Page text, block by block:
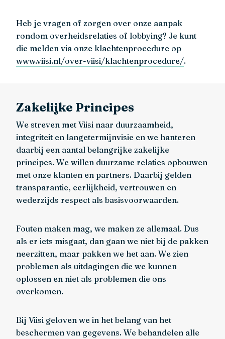
Heb je vragen of zorgen over onze aanpak
rondom overheidsrelaties of lobbying? Je kunt
die melden via onze klachtenprocedure op
www.viisi.nl/over-viisi/klachtenprocedure/.
Zakelijke Principes
We streven met Viisi naar duurzaamheid,
integriteit en langetermijnvisie en we hanteren
daarbij een aantal belangrijke zakelijke
principes. We willen duurzame relaties opbouwen
met onze klanten en partners. Daarbij gelden
transparantie, eerlijkheid, vertrouwen en
wederzijds respect als basisvoorwaarden.
Fouten maken mag, we maken ze allemaal. Dus
als er iets misgaat, dan gaan we niet bij de pakken
neerzitten, maar pakken we het aan. We zien
problemen als uitdagingen die we kunnen
oplossen en niet als problemen die ons
overkomen.
Bij Viisi geloven we in het belang van het
beschermen van gegevens. We behandelen alle